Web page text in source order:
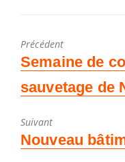
Précédent
Poste
précédent
:
Semaine de
sauvetage de
Suivant
Article
suivant
Nouveau